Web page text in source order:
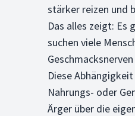
stärker reizen und
Das alles zeigt: Es
suchen viele
Diese
Nahrungs- oder
Ärger über die